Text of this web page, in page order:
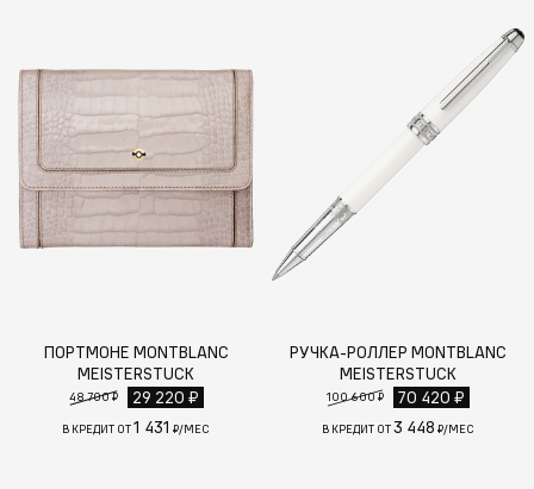
ПОРТМОНЕ MONTBLANC
MEISTERSTUCK
48 700 ₽ 29 220 ₽
В КРЕДИТ ОТ1 431 ₽/МЕС
РУЧКА-РОЛЛЕР MONTBLANC
MEISTERSTUCK
100 600 ₽ 70 420 ₽
В КРЕДИТ ОТ3 448 ₽/МЕС